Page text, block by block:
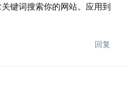
键词搜索你的网站。应用到
回复